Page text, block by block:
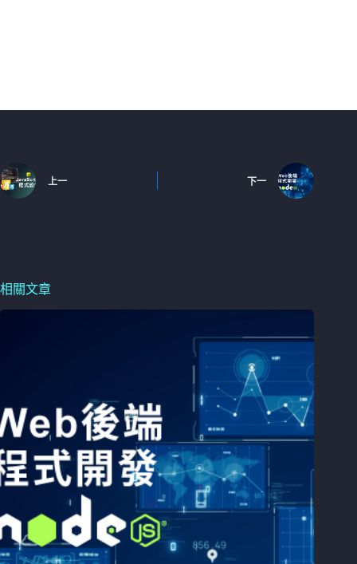
上一 下一
相關文章